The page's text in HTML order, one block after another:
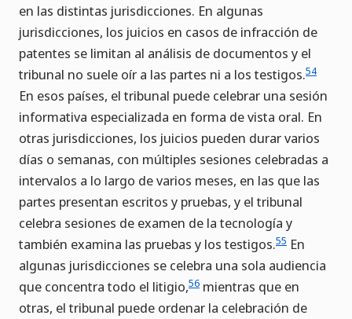
en las distintas jurisdicciones. En algunas
jurisdicciones, los juicios en casos de infracción de
patentes se limitan al análisis de documentos y el
tribunal no suele oír a las partes ni a los testigos.54
En esos países, el tribunal puede celebrar una sesión
informativa especializada en forma de vista oral. En
otras jurisdicciones, los juicios pueden durar varios
días o semanas, con múltiples sesiones celebradas a
intervalos a lo largo de varios meses, en las que las
partes presentan escritos y pruebas, y el tribunal
celebra sesiones de examen de la tecnología y
también examina las pruebas y los testigos.55 En
algunas jurisdicciones se celebra una sola audiencia
que concentra todo el litigio,56 mientras que en
otras, el tribunal puede ordenar la celebración de